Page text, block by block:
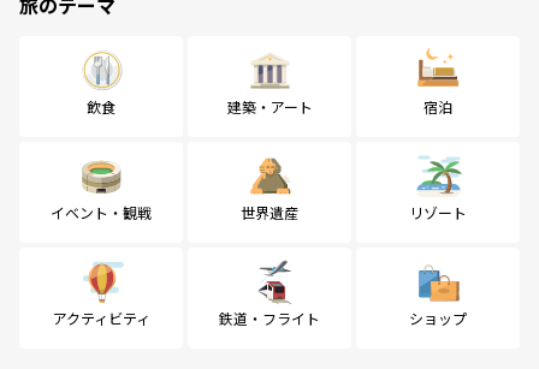
飲食 建築・アート 宿泊
イベント・観戦 世界遺産 リゾート
アクティビティ 鉄道・フライト ショップ